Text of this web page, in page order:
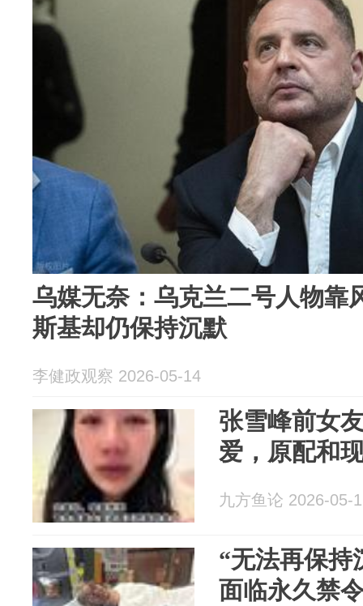
乌媒无奈：乌克兰二号人物靠
斯基却仍保持沉默
李健政观察 2026-05-14
张雪峰前女
爱，原配和
九方鱼论 2026-05-
“无法再保持
面临永久禁